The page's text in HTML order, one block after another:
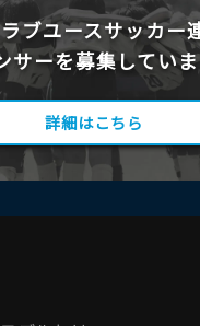
ブユースサッカー
サーを募集していま
詳細はこちら